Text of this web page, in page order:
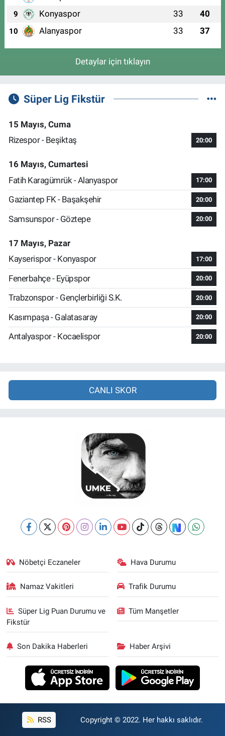
9 Konyaspor 33 40
10 Alanyaspor 33 37
Detaylar için tıklayın
Süper Lig Fikstür
15 Mayıs, Cuma
Rizespor - Beşiktaş
20:00
16 Mayıs, Cumartesi
Fatih Karagümrük - Alanyaspor
17:00
Gaziantep FK - Başakşehir 20:00
Samsunspor - Göztepe 20:00
17 Mayıs, Pazar
Kayserispor - Konyaspor
17:00
Fenerbahçe - Eyüpspor 20:00
Trabzonspor - Gençlerbirliği S.K. 20:00
Kasımpaşa - Galatasaray 20:00
Antalyaspor - Kocaelispor 20:00
CANLI SKOR
Nöbetçi Eczaneler Hava Durumu
Namaz Vakitleri Trafik Durumu
Süper Lig Puan Durumu ve
Fikstür
Tüm Manşetler
Son Dakika Haberleri Haber Arşivi
RSS Copyright © 2022. Her hakkı saklıdır.